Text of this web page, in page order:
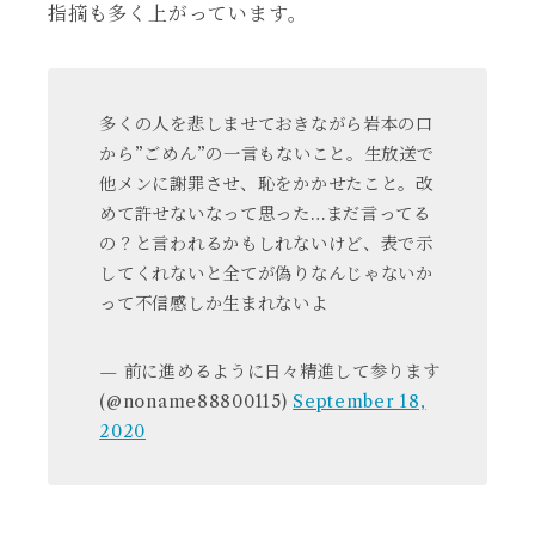
指摘も多く上がっています。
多くの人を悲しませておきながら岩本の口
から”ごめん”の一言もないこと。生放送で
他メンに謝罪させ、恥をかかせたこと。改
めて許せないなって思った…まだ言ってる
の？と言われるかもしれないけど、表で示
してくれないと全てが偽りなんじゃないか
って不信感しか生まれないよ
— 前に進めるように日々精進して参ります
(@noname88800115) September 18,
2020